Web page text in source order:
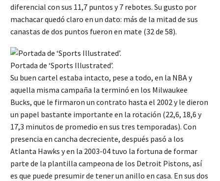
diferencial con sus 11,7 puntos y 7 rebotes. Su gusto por
machacar quedó claro en un dato: más de la mitad de sus
canastas de dos puntos fueron en mate (32 de 58).
Portada de ‘Sports Illustrated’.
Su buen cartel estaba intacto, pese a todo, en la NBA y
aquella misma campaña la terminó en los Milwaukee
Bucks, que le firmaron un contrato hasta el 2002 y le dieron
un papel bastante importante en la rotación (22,6, 18,6 y
17,3 minutos de promedio en sus tres temporadas). Con
presencia en cancha decreciente, después pasó a los
Atlanta Hawks y en la 2003-04 tuvo la fortuna de formar
parte de la plantilla campeona de los Detroit Pistons, así
es que puede presumir de tener un anillo en casa. En sus dos